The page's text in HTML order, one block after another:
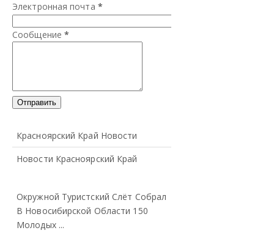
Электронная почта *
Сообщение *
Красноярский Край Новости
Новости Красноярский Край
Окружной Туристский Слёт Собрал
В Новосибирской Области 150
Молодых ...